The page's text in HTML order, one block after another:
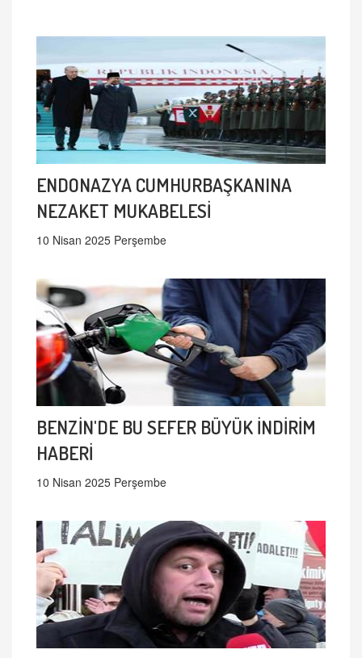
ENDONAZYA CUMHURBAŞKANINA
NEZAKET MUKABELESİ
10 Nisan 2025 Perşembe
BENZİN'DE BU SEFER BÜYÜK İNDİRİM
HABERİ
10 Nisan 2025 Perşembe